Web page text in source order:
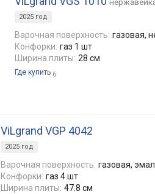
2025 год
Варочная поверхность: газовая,
Конфорки: газ 1 шт
Ширина плиты: 28 см
Где купить 6
ViLgrand VGP 4042
2025 год
Варочная поверхность: газовая,
Конфорки: газ 4 шт
Ширина плиты: 47.8 см